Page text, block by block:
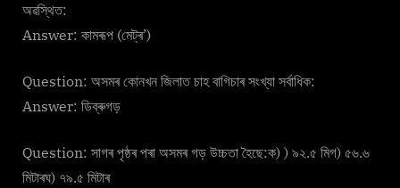
অৱস্থিত:
Answer: কামৰূপ (মেট্ৰ’)
Question: অসমৰ কোনখন জিলাত চাহ বাগিচাৰ সংখ্যা সৰ্বাধিক:
Answer: ডিব্ৰুগড়
Question: সাগৰ পৃষ্ঠৰ পৰা অসমৰ গড় উচ্চতা হৈছে:ক) ) ৯২.৫ মিগ) ৫৬.৬
মিটাৰঘ) ৭৯.৫ মিটাৰ